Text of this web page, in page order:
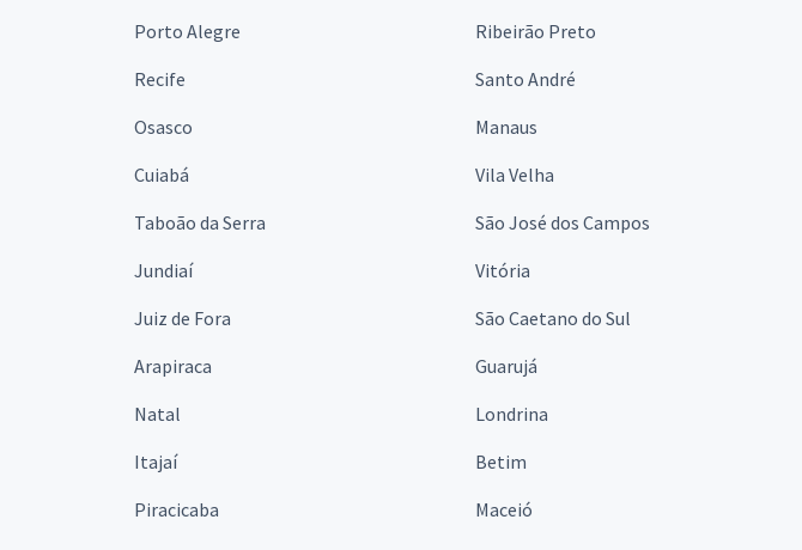
Porto Alegre
Ribeirão Preto
Recife
Santo André
Osasco
Manaus
Cuiabá
Vila Velha
Taboão da Serra
São José dos Campos
Jundiaí
Vitória
Juiz de Fora
São Caetano do Sul
Arapiraca
Guarujá
Natal
Londrina
Itajaí
Betim
Piracicaba
Maceió